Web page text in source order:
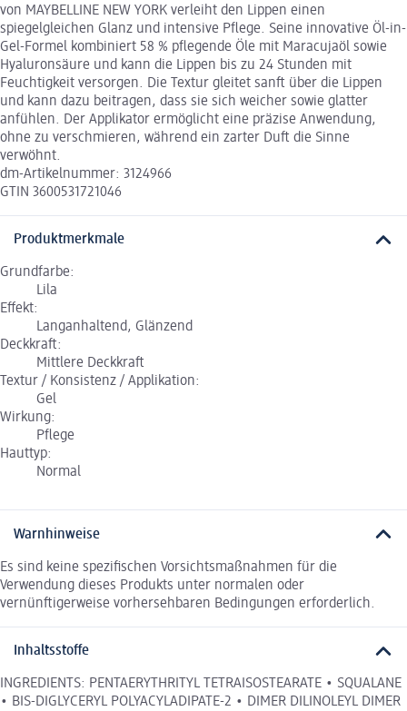
von MAYBELLINE NEW YORK verleiht den Lippen einen
spiegelgleichen Glanz und intensive Pflege. Seine innovative Öl-in-
Gel-Formel kombiniert 58 % pflegende Öle mit Maracujaöl sowie
Hyaluronsäure und kann die Lippen bis zu 24 Stunden mit
Feuchtigkeit versorgen. Die Textur gleitet sanft über die Lippen
und kann dazu beitragen, dass sie sich weicher sowie glatter
anfühlen. Der Applikator ermöglicht eine präzise Anwendung,
ohne zu verschmieren, während ein zarter Duft die Sinne
verwöhnt.
dm-Artikelnummer: 3124966
GTIN 3600531721046
Produktmerkmale
Grundfarbe:
Lila
Effekt:
Langanhaltend, Glänzend
Deckkraft:
Mittlere Deckkraft
Textur / Konsistenz / Applikation:
Gel
Wirkung:
Pflege
Hauttyp:
Normal
Warnhinweise
Es sind keine spezifischen Vorsichtsmaßnahmen für die
Verwendung dieses Produkts unter normalen oder
vernünftigerweise vorhersehbaren Bedingungen erforderlich.
Inhaltsstoffe
INGREDIENTS: PENTAERYTHRITYL TETRAISOSTEARATE • SQUALANE
• BIS-DIGLYCERYL POLYACYLADIPATE-2 • DIMER DILINOLEYL DIMER